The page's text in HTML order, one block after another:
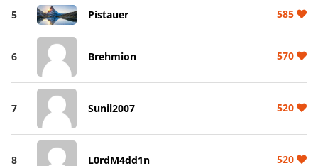
5 Pistauer 585
6 Brehmion 570
7 Sunil2007 520
8 L0rdM4dd1n 520